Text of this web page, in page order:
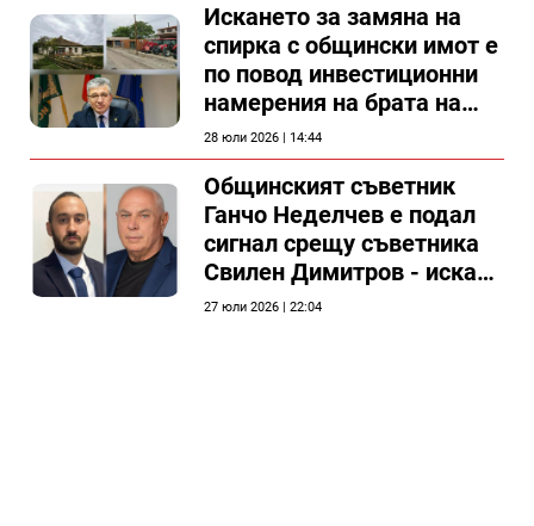
Искането за замяна на
спирка с общински имот е
по повод инвестиционни
намерения на брата на
председателя на
Общински съвет Силистра
28 юли 2026 | 14:44
Общинският съветник
Ганчо Неделчев е подал
сигнал срещу съветника
Свилен Димитров - иска
етичната комисия на
27 юли 2026 | 22:04